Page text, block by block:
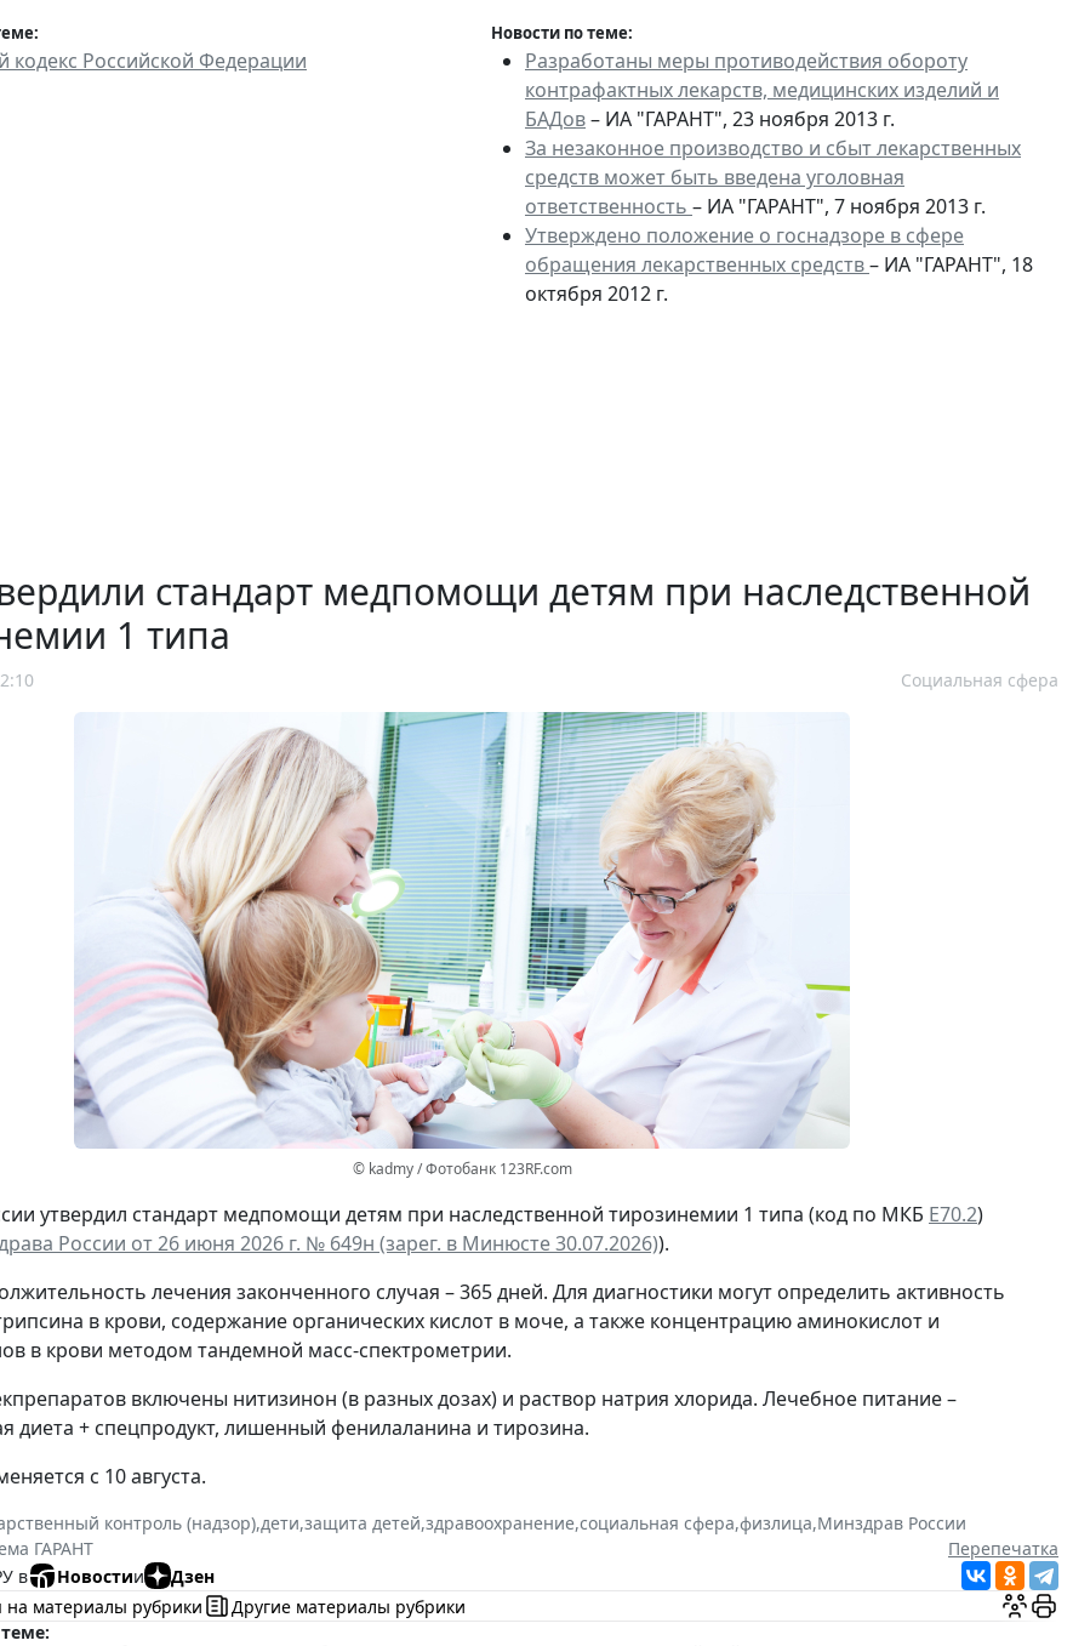
Новости по теме:
кодекс Российской Федерации
Разработаны меры противодействия обороту
контрафактных лекарств, медицинских изделий и
БАДов– ИА "ГАРАНТ", 23 ноября 2013 г.
За незаконное производство и сбыт лекарственных
средств может быть введена уголовная
ответственность – ИА "ГАРАНТ", 7 ноября 2013 г.
Утверждено положение о госнадзоре в сфере
обращения лекарственных средств– ИА "ГАРАНТ", 18
октября 2012 г.
стандарт медпомощи детям при наследственной
1 типа
Социальная сфера
© kadmy / Фотобанк 123RF.com
утвердил стандарт медпомощи детям при наследственной тирозинемии 1 типа (код по МКБ Е70.2)
России от 26 июня 2026 г. № 649н (зарег. в Минюсте 30.07.2026)).
лечения законченного случая – 365 дней. Для диагностики могут определить активность
в крови, содержание органических кислот в моче, а также концентрацию аминокислот и
в крови методом тандемной масс-спектрометрии.
включены нитизинон (в разных дозах) и раствор натрия хлорида. Лечебное питание –
диета + спецпродукт, лишенный фенилаланина и тирозина.
с 10 августа.
контроль (надзор),дети,защита детей,здравоохранение,социальная сфера,физлица,Минздрав России
ГАРАНТ
Перепечатка
в
Новостии
Дзен
на материалы рубрики
Другие материалы рубрики